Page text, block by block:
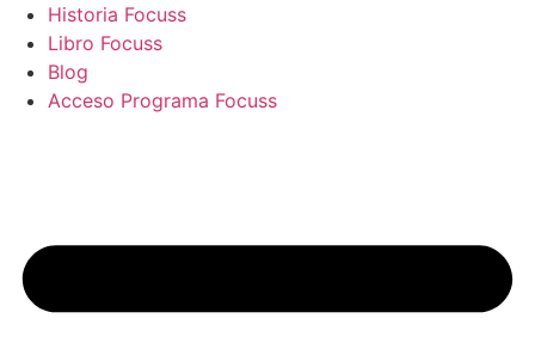
Historia Focuss
Libro Focuss
Blog
Acceso Programa Focuss